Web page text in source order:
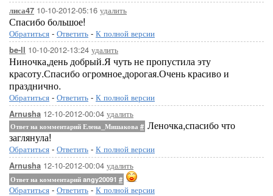
лиса47 10-10-2012-05:16 удалить
Спасибо большое!
Обратиться - Ответить - К полной версии
be-ll 10-10-2012-13:24 удалить
Ниночка,день добрый.Я чуть не пропустила эту
красоту.Спасибо огромное,дорогая.Очень красиво и
празднично.
Обратиться - Ответить - К полной версии
Arnusha 12-10-2012-00:04 удалить
Ответ на комментарий Елена_Мишакова # Леночка,спасибо что
заглянула!
Обратиться - Ответить - К полной версии
Arnusha 12-10-2012-00:04 удалить
Ответ на комментарий angy20091 #
Обратиться - Ответить - К полной версии